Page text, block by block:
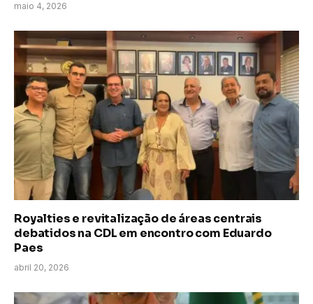
maio 4, 2026
Royalties e revitalização de áreas centrais
debatidos na CDL em encontro com Eduardo
Paes
abril 20, 2026